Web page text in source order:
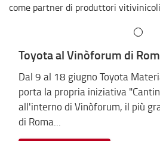
come partner di produttori vitivinicoli
Toyota al Vinòforum di
Dal 9 al 18 giugno Toyota
porta la propria iniziativa
all'interno di Vinòforum, il più
di Roma...